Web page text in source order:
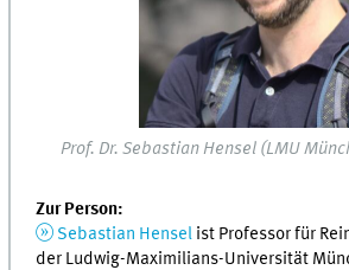
Prof. Dr. Sebastian Hensel (LMU
Zur Person:
Sebastian Hensel ist Professor für
der Ludwig-Maximilians-Universität